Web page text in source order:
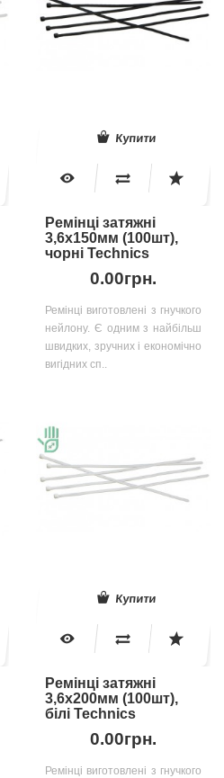
Купити
Ремінці затяжні
3,6х150мм (100шт),
чорні Technics
0.00грн.
Ремінці виготовлені з гнучкого
нейлону. Є одним з найбільш
швидких, зручних і економічно
вигідних сп..
Купити
Ремінці затяжні
3,6х200мм (100шт),
білі Technics
0.00грн.
Ремінці виготовлені з гнучкого